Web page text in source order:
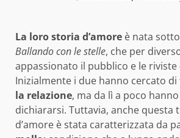
La loro storia d’amore è nata
Ballando con le stelle, che per
appassionato il pubblico e le riviste
Inizialmente i due hanno cercato di
la relazione, ma da lì a poco
dichiararsi. Tuttavia, anche questa
d’amore è stata caratterizzata da